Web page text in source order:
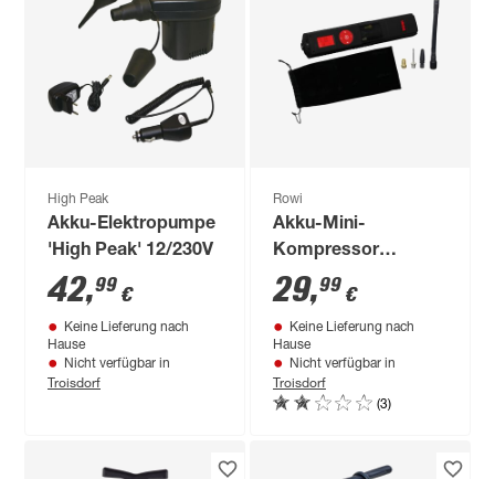
High Peak
Akku-Elektropumpe
'High Peak' 12/230V
42,99 €
Keine Lieferung nach
Hause
Nicht verfügbar in
Troisdorf
Rowi
Akku-Mini-
Kompressor
schwarz 12 V, 11 bar
29,99 €
Keine Lieferung nach
Hause
Nicht verfügbar in
Troisdorf
(3)